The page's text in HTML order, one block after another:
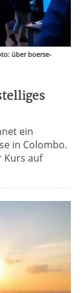
über boerse-
ein
in Colombo.
Kurs auf